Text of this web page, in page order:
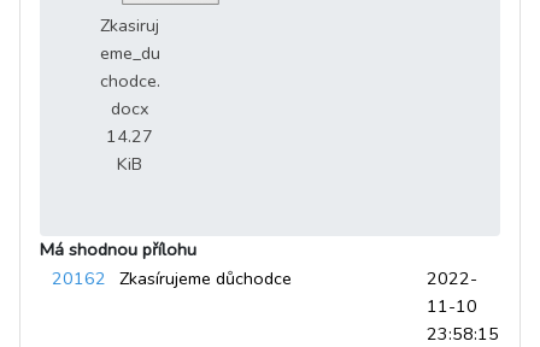
Zkasiruj
eme_du
chodce.
docx
14.27
KiB
Má shodnou přílohu
20162 Zkasírujeme důchodce
2022-
11-10
23:58:15